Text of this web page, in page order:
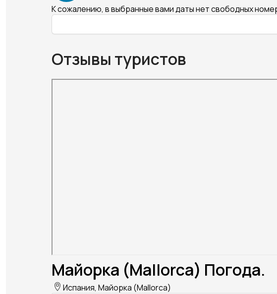
К сожалению, в выбранные вами даты нет свободных
Отзывы туристов
Майорка (Mallorca) Погода.
Испания, Майорка (Mallorca)